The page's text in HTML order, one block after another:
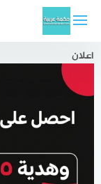
المحتوى
اعلان